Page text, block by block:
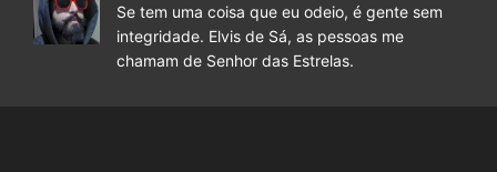
Se tem uma coisa que eu odeio, é gente sem
integridade. Elvis de Sá, as pessoas me
chamam de Senhor das Estrelas.